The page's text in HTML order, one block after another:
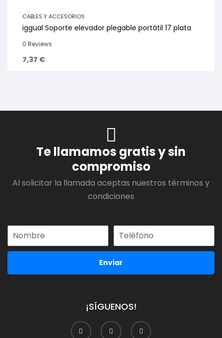
CABLES Y ACCESORIOS
iggual Soporte elevador plegable portátil 17 plata
0 Reviews
7,37 €
Te llamamos gratis y sin
compromiso
Al solicitar la llamada aceptas nuestros términos y
condiciones
Enviar
¡SÍGUENOS!